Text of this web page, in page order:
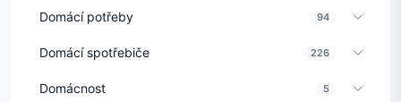
Domácí potřeby 94
Domácí spotřebiče 226
Domácnost 5